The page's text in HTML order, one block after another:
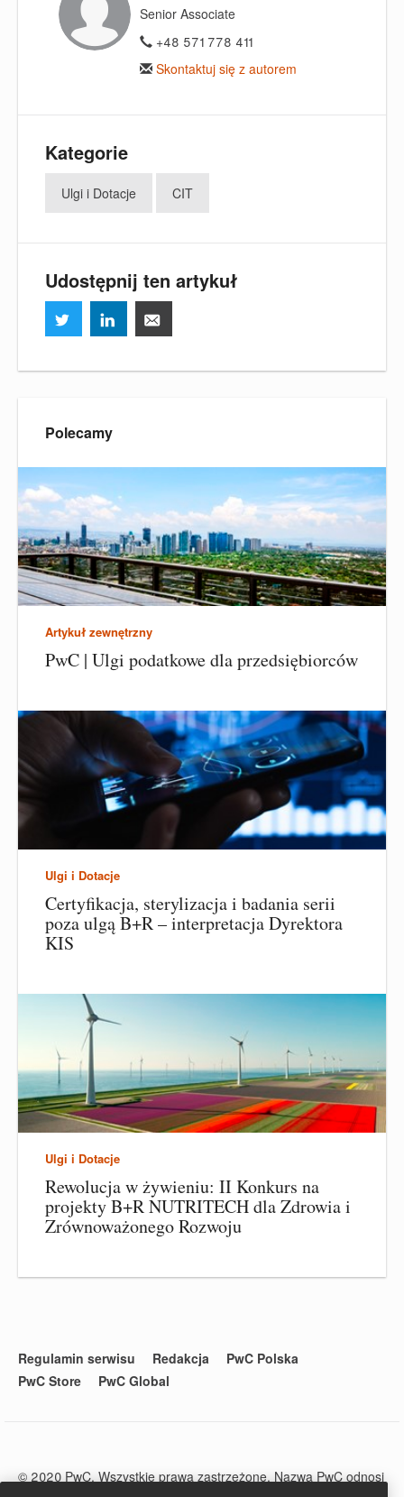
Senior Associate
+48 571 778 411
Skontaktuj się z autorem
Kategorie
Ulgi i Dotacje CIT
Udostępnij ten artykuł
Polecamy
Artykuł zewnętrzny
PwC | Ulgi podatkowe dla przedsiębiorców
Ulgi i Dotacje
Certyfikacja, sterylizacja i badania serii
poza ulgą B+R – interpretacja Dyrektora
KIS
Ulgi i Dotacje
Rewolucja w żywieniu: II Konkurs na
projekty B+R NUTRITECH dla Zdrowia i
Zrównoważonego Rozwoju
Regulamin serwisu Redakcja
PwC Polska
PwC Store
PwC Global
© 2020 PwC. Wszystkie prawa zastrzeżone. Nazwa PwC odnosi